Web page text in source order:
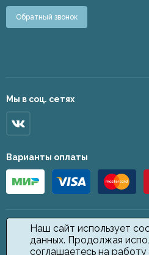
Наш сайт использует
данных. Продолжая
соглашаетесь на
Обратный звонок
Мы в соц. сетях
Варианты оплаты